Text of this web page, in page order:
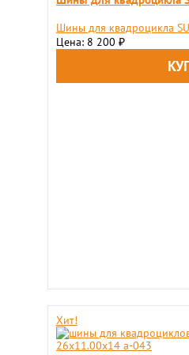
Шины для квадроцикла
Цена: 8 200 ₽
Хит!